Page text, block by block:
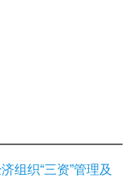
组织“三资”管理及